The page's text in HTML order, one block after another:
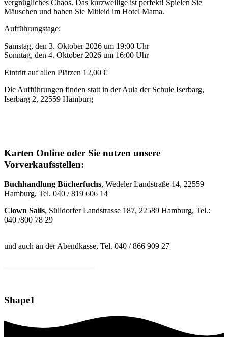
vergnügliches Chaos. Das kurzweilige ist perfekt! Spielen Sie
Mäuschen und haben Sie Mitleid im Hotel Mama.
Aufführungstage:
Samstag, den 3. Oktober 2026 um 19:00 Uhr
Sonntag, den 4. Oktober 2026 um 16:00 Uhr
Eintritt auf allen Plätzen 12,00 €
Die Aufführungen finden statt in der Aula der Schule Iserbarg,
Iserbarg 2, 22559 Hamburg
Karten Online oder Sie nutzen unsere
Vorverkaufsstellen:
Buchhandlung Bücherfuchs, Wedeler Landstraße 14, 22559
Hamburg, Tel. 040 / 819 606 14
Clown Sails, Sülldorfer Landstrasse 187, 22589 Hamburg, Tel.:
040 /800 78 29
und auch an der Abendkasse, Tel. 040 / 866 909 27
Shape1